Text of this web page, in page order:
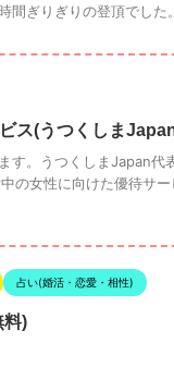
間ぎりぎりの登頂でし
ス(うつくしま
す。うつくしまJapan代
の女性に向けた優待サ
占い(婚活・恋愛・相性)
料)